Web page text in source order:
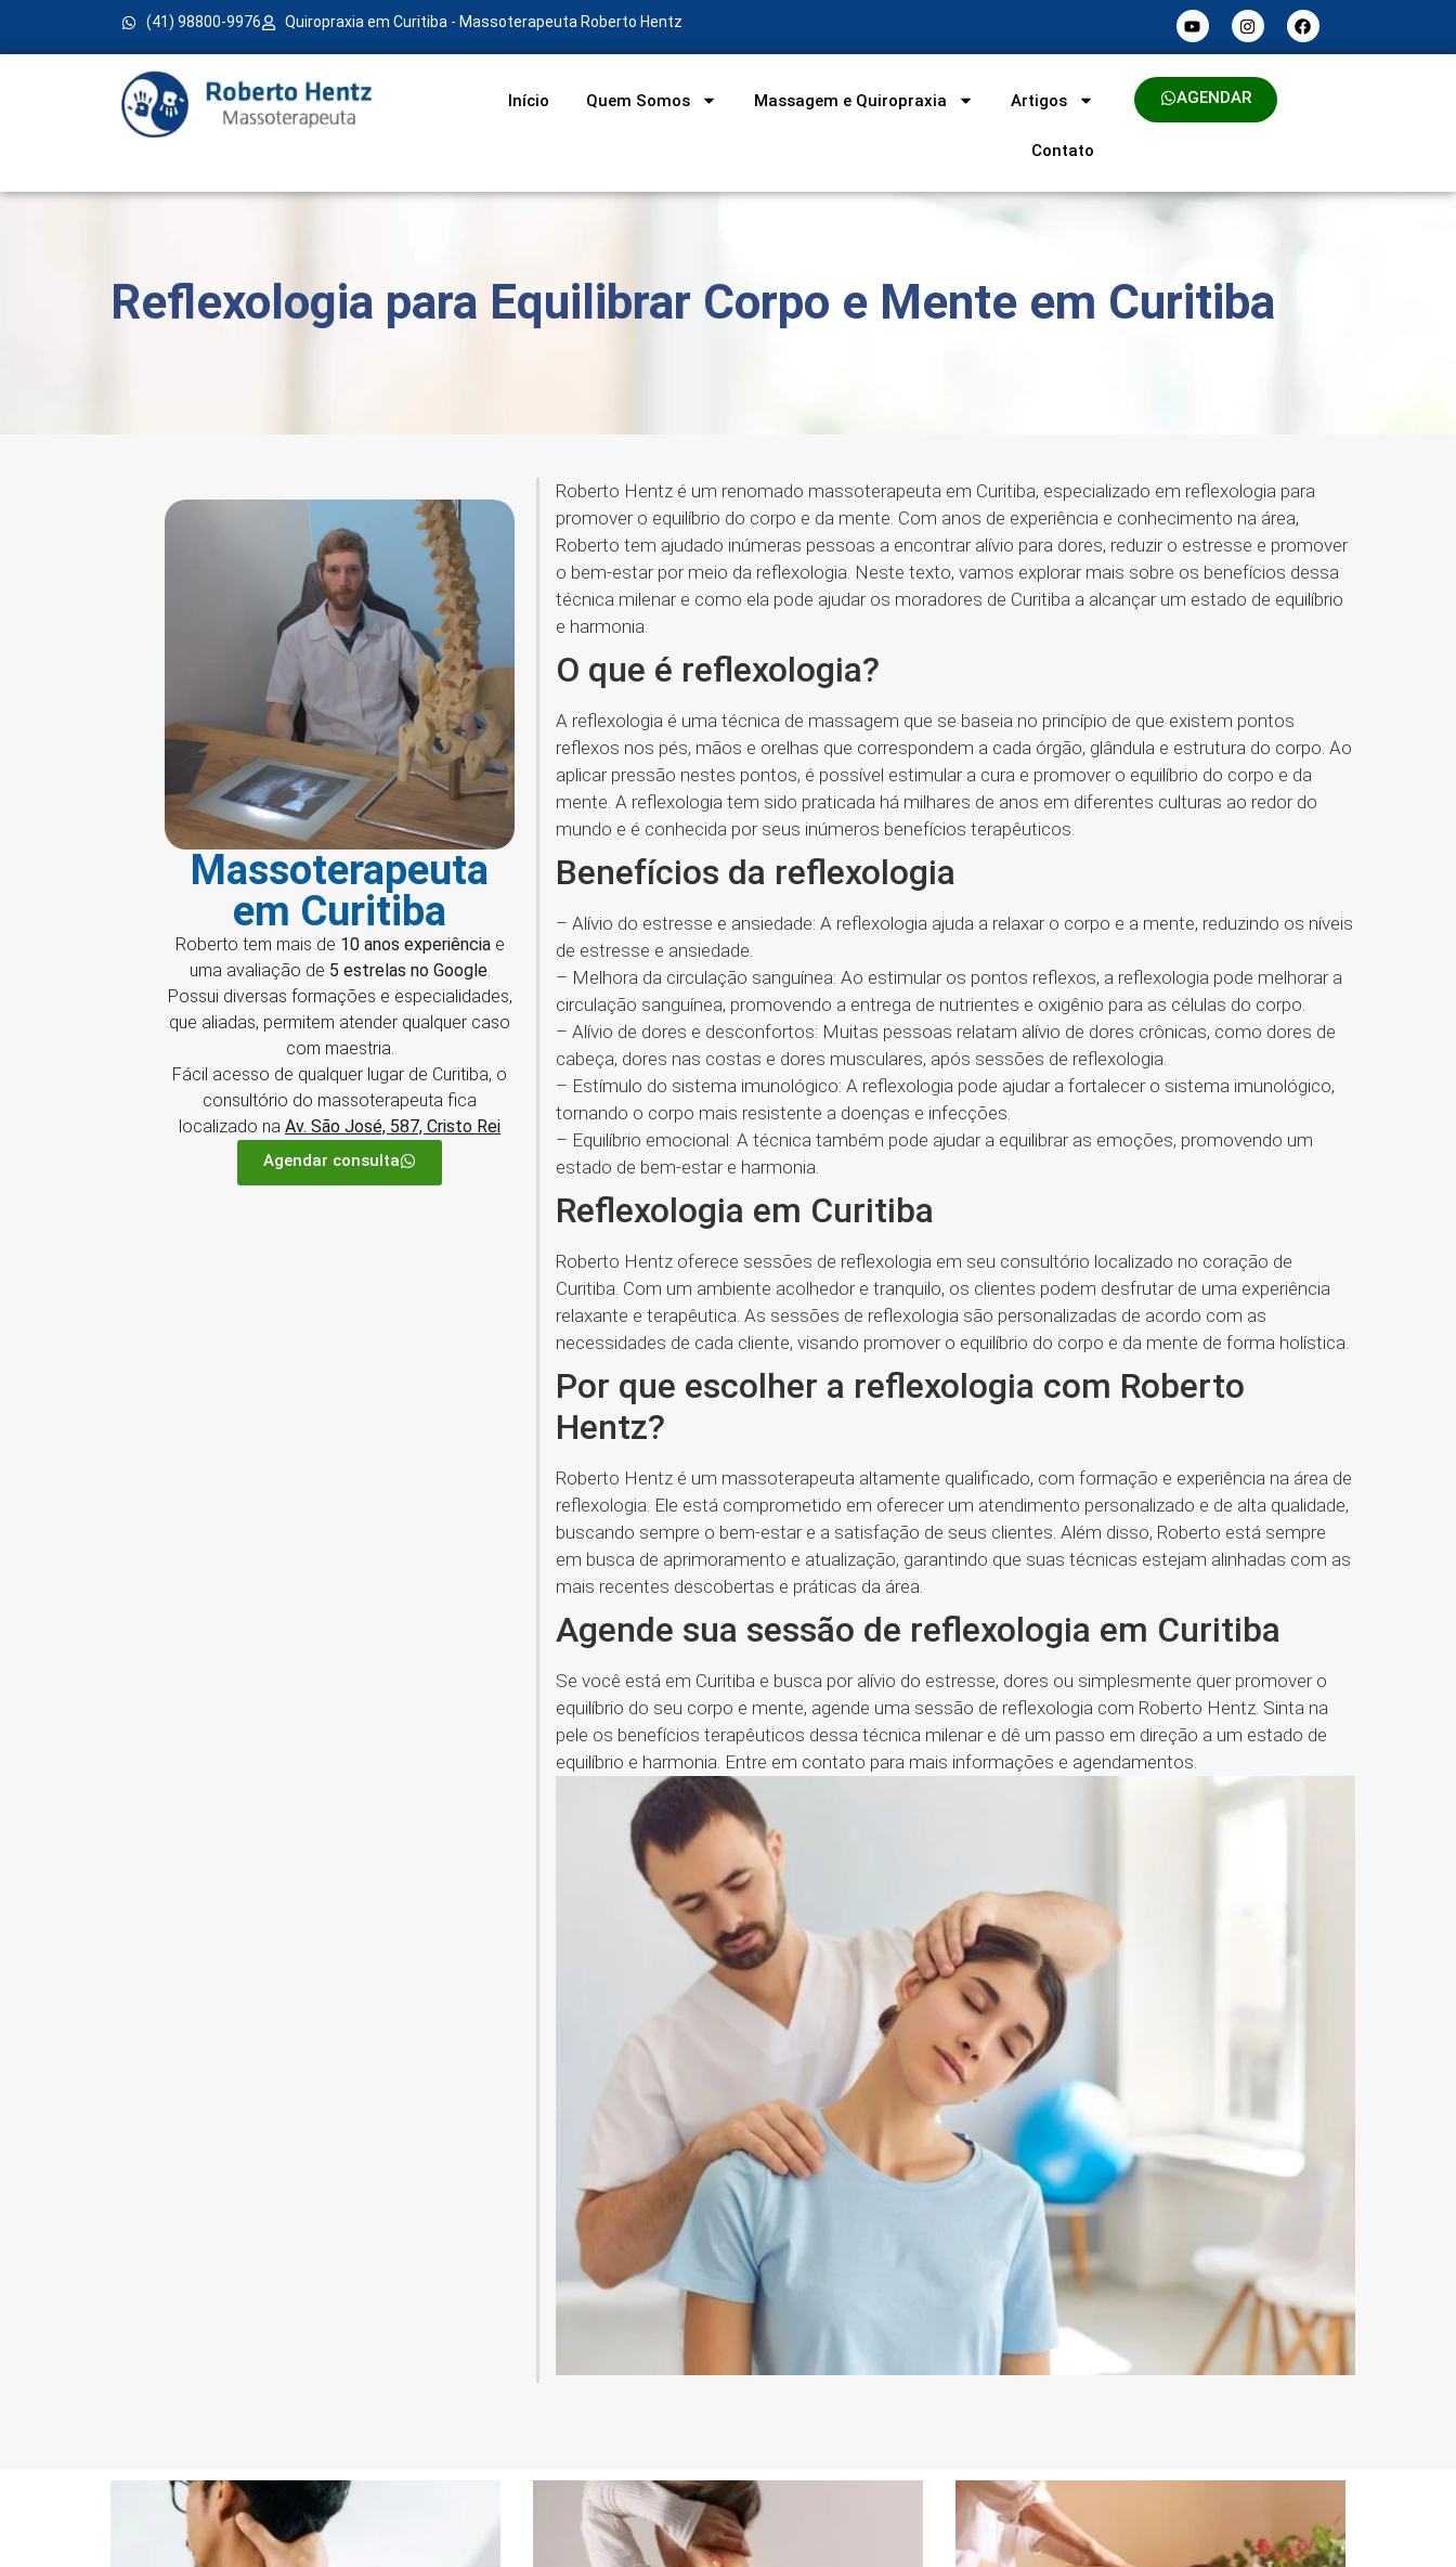
(41) 98800-9976 Quiropraxia em Curitiba - Massoterapeuta Roberto Hentz
Início Quem Somos Massagem e Quiropraxia Artigos
Contato
AGENDAR
Reflexologia para Equilibrar Corpo e Mente em Curitiba
Massoterapeuta
em Curitiba
Roberto tem mais de 10 anos experiênciae
uma avaliação de 5 estrelas no Google.
Possui diversas formações e especialidades,
que aliadas, permitem atender qualquer caso
com maestria.
Fácil acesso de qualquer lugar de Curitiba, o
consultório do massoterapeuta fica
localizado naAv. São José, 587, Cristo Rei
Agendar consulta
Roberto Hentz é um renomado massoterapeuta em Curitiba, especializado em reflexologia para
promover o equilíbrio do corpo e da mente. Com anos de experiência e conhecimento na área,
Roberto tem ajudado inúmeras pessoas a encontrar alívio para dores, reduzir o estresse e promover
o bem-estar por meio da reflexologia. Neste texto, vamos explorar mais sobre os benefícios dessa
técnica milenar e como ela pode ajudar os moradores de Curitiba a alcançar um estado de equilíbrio
e harmonia.
O que é reflexologia?
A reflexologia é uma técnica de massagem que se baseia no princípio de que existem pontos
reflexos nos pés, mãos e orelhas que correspondem a cada órgão, glândula e estrutura do corpo. Ao
aplicar pressão nestes pontos, é possível estimular a cura e promover o equilíbrio do corpo e da
mente. A reflexologia tem sido praticada há milhares de anos em diferentes culturas ao redor do
mundo e é conhecida por seus inúmeros benefícios terapêuticos.
Benefícios da reflexologia
– Alívio do estresse e ansiedade: A reflexologia ajuda a relaxar o corpo e a mente, reduzindo os níveis
de estresse e ansiedade.
– Melhora da circulação sanguínea: Ao estimular os pontos reflexos, a reflexologia pode melhorar a
circulação sanguínea, promovendo a entrega de nutrientes e oxigênio para as células do corpo.
– Alívio de dores e desconfortos: Muitas pessoas relatam alívio de dores crônicas, como dores de
cabeça, dores nas costas e dores musculares, após sessões de reflexologia.
– Estímulo do sistema imunológico: A reflexologia pode ajudar a fortalecer o sistema imunológico,
tornando o corpo mais resistente a doenças e infecções.
– Equilíbrio emocional: A técnica também pode ajudar a equilibrar as emoções, promovendo um
estado de bem-estar e harmonia.
Reflexologia em Curitiba
Roberto Hentz oferece sessões de reflexologia em seu consultório localizado no coração de
Curitiba. Com um ambiente acolhedor e tranquilo, os clientes podem desfrutar de uma experiência
relaxante e terapêutica. As sessões de reflexologia são personalizadas de acordo com as
necessidades de cada cliente, visando promover o equilíbrio do corpo e da mente de forma holística.
Por que escolher a reflexologia com Roberto
Hentz?
Roberto Hentz é um massoterapeuta altamente qualificado, com formação e experiência na área de
reflexologia. Ele está comprometido em oferecer um atendimento personalizado e de alta qualidade,
buscando sempre o bem-estar e a satisfação de seus clientes. Além disso, Roberto está sempre
em busca de aprimoramento e atualização, garantindo que suas técnicas estejam alinhadas com as
mais recentes descobertas e práticas da área.
Agende sua sessão de reflexologia em Curitiba
Se você está em Curitiba e busca por alívio do estresse, dores ou simplesmente quer promover o
equilíbrio do seu corpo e mente, agende uma sessão de reflexologia com Roberto Hentz. Sinta na
pele os benefícios terapêuticos dessa técnica milenar e dê um passo em direção a um estado de
equilíbrio e harmonia. Entre em contato para mais informações e agendamentos.